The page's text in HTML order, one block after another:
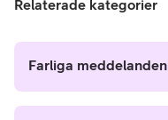
Relaterade kategorier
Farliga meddelanden